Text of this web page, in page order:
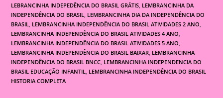
LEBRANCINHA INDEPEDÊNCIA DO BRASIL GRÁTIS LEMBRANCINHA DA
INDEPENDÊNCIA DO BRASIL LEMBRANCINHA DIA DA INDEPENDÊNCIA DO
BRASIL LEMBRANCINHA INDEPENDÊNCIA DO BRASIL ATIVIDADES 2 ANO
LEMBRANCINHA INDEPENDÊNCIA DO BRASIL ATIVIDADES 4 ANO
LEMBRANCINHA INDEPENDÊNCIA DO BRASIL ATIVIDADES 5 ANO
LEMBRANCINHA INDEPENDÊNCIA DO BRASIL BAIXAR LEMBRANCINHA
INDEPENDÊNCIA DO BRASIL BNCC LEMBRANCINHA INDEPENDENCIA DO
BRASIL EDUCAÇÃO INFANTIL LEMBRANCINHA INDEPENDÊNCIA DO BRASIL
HISTORIA COMPLETA